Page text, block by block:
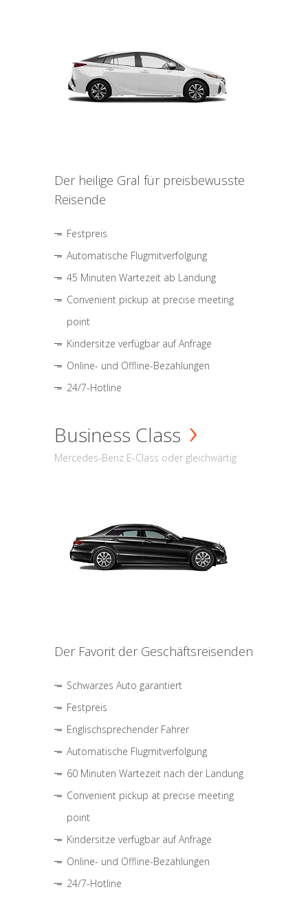
Der heilige Gral für preisbewusste
Reisende
Festpreis
Automatische Flugmitverfolgung
45 Minuten Wartezeit ab Landung
Convenient pickup at precise meeting
point
Kindersitze verfügbar auf Anfrage
Online- und Offline-Bezahlungen
24/7-Hotline
Business Class
Mercedes-Benz E-Class oder gleichwärtig
Der Favorit der Geschäftsreisenden
Schwarzes Auto garantiert
Festpreis
Englischsprechender Fahrer
Automatische Flugmitverfolgung
60 Minuten Wartezeit nach der Landung
Convenient pickup at precise meeting
point
Kindersitze verfügbar auf Anfrage
Online- und Offline-Bezahlungen
24/7-Hotline